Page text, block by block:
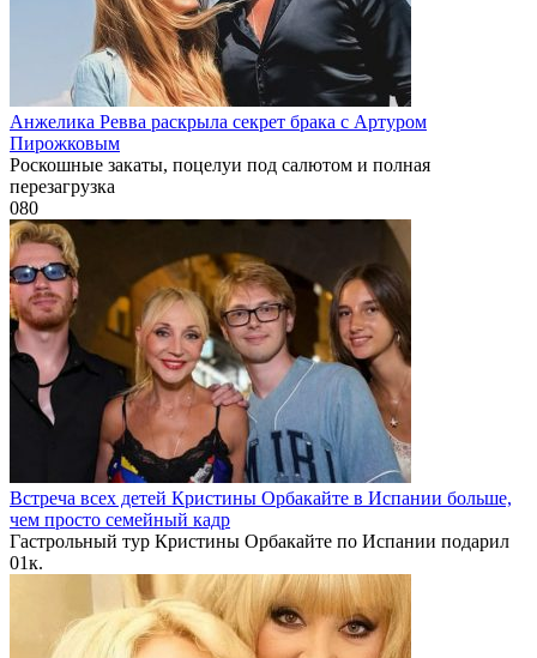
Анжелика Ревва раскрыла секрет брака с Артуром
Пирожковым
Роскошные закаты, поцелуи под салютом и полная
перезагрузка
080
Встреча всех детей Кристины Орбакайте в Испании больше,
чем просто семейный кадр
Гастрольный тур Кристины Орбакайте по Испании подарил
01к.